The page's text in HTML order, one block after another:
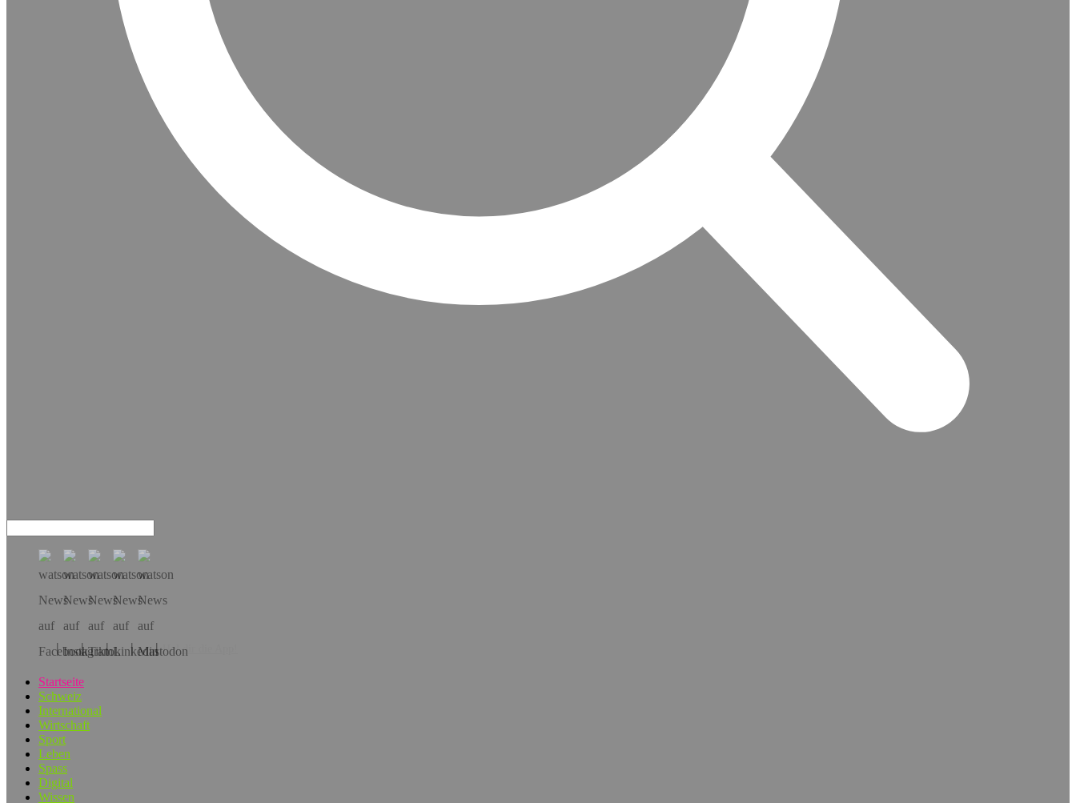
Hol dir die App!
Startseite
Schweiz
International
Wirtschaft
Sport
Leben
Spass
Digital
Wissen